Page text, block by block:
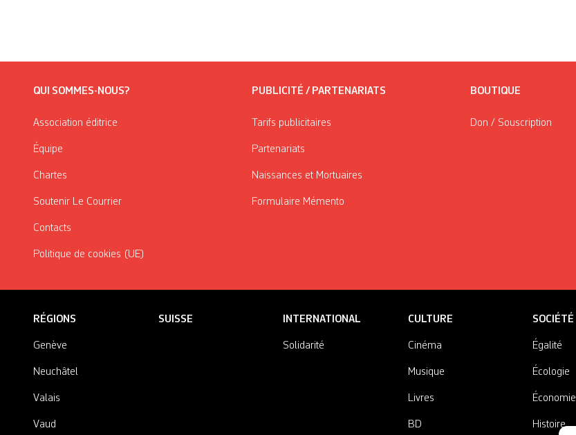
QUI SOMMES-NOUS?
Association éditrice
Équipe
Chartes
Soutenir Le Courrier
Contacts
Politique de cookies (UE)
PUBLICITÉ / PARTENARIATS
Tarifs publicitaires
Partenariats
Naissances et Mortuaires
Formulaire Mémento
BOUTIQUE
Don / Souscription
RÉGIONS
Genève
Neuchâtel
Valais
Vaud
SUISSE INTERNATIONAL
Solidarité
CULTURE
Cinéma
Musique
Livres
BD
SOCIÉTÉ
Égalité
Écologie
Économie
Histoire